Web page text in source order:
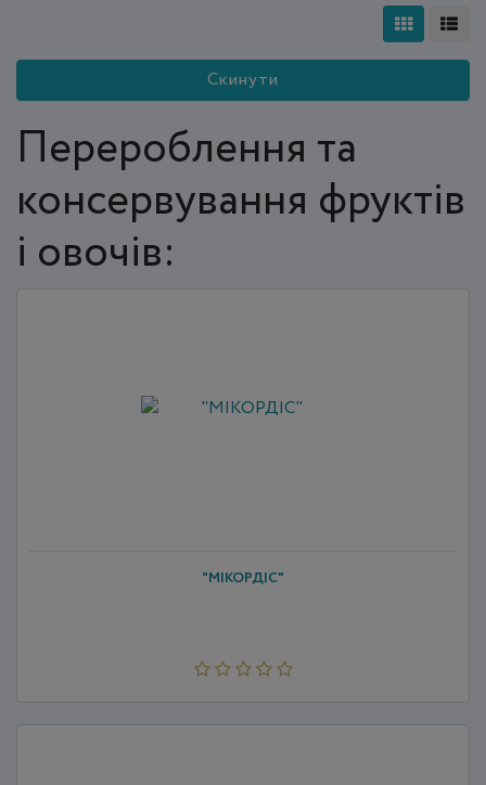
Скинути
Перероблення та
консервування фруктів
і овочів:
"МІКОРДІС"